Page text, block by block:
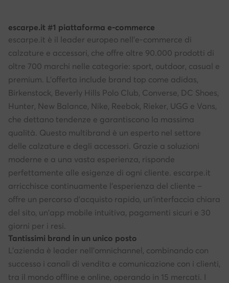
escarpe.it #1 piattaforma e-commerce
escarpe.it è il leader europeo nell'e-commerce di
calzature e accessori, che offre oltre 90.000 prodotti di
oltre 700 marchi nelle categorie: sport, outdoor, casual e
premium. L'offerta include brand top come adidas,
Birkenstock, Beverly Hills Polo Club, Converse, DC Shoes,
Hunter, New Balance, Nike, Reebok, Rieker, UGG e Vans,
che dettano tendenze e garantiscono la massima
qualità. Questo multibrand è un esperto nel settore
delle calzature e degli accessori. Grazie a soluzioni
moderne e a una vasta esperienza, risponde
perfettamente alle esigenze di ogni cliente. escarpe.it
arricchisce continuamente l'esperienza del cliente –
offre un percorso d'acquisto rapido, un'interfaccia chiara
del sito, un'app mobile intuitiva, pagamenti sicuri e 30
giorni per i resi.
Tantissimi brand in un unico posto
L'azienda è leader nell'omnichannel, combinando con
successo i canali di vendita e comunicazione con i clienti,
tra il mondo offline e online, operando in 15 mercati. I